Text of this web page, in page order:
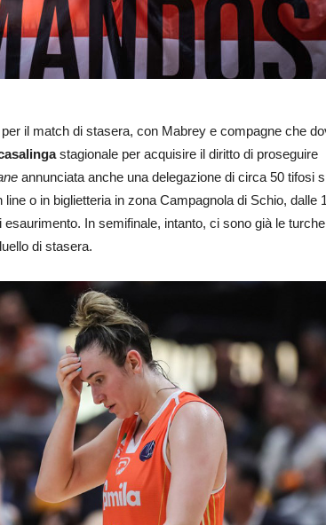
il match di stasera, con Mabrey e compagne che
stagionale per acquisire il diritto di proseguire
annunciata anche una delegazione di circa 50 tifosi
o in biglietteria in zona Campagnola di Schio, dalle
In semifinale, intanto, ci sono già le
di stasera.